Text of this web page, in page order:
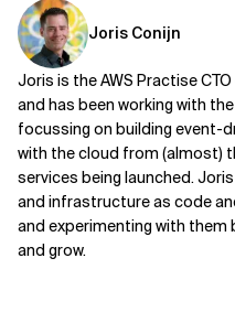
Joris Conijn
Joris is the AWS Practise
and has been working with
focussing on building event-
with the cloud from (almost)
services being launched.
and infrastructure as code
and experimenting with them
and grow.